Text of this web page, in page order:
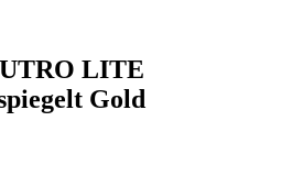
LITE
Gold